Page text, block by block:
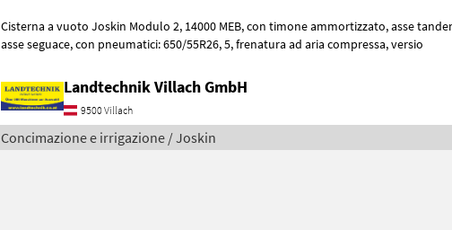
Cisterna a vuoto Joskin Modulo 2, 14000 MEB, con timone ammortizzato, asse tandem, con
asse seguace, con pneumatici: 650/55R26, 5, frenatura ad aria compressa, versio
Landtechnik Villach GmbH
9500 Villach
Concimazione e irrigazione / Joskin